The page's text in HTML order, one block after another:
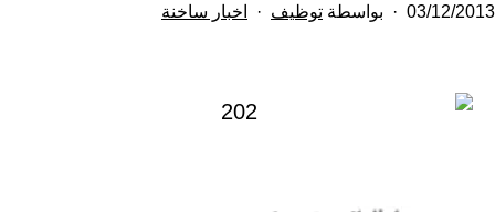
تم
03/12/2013 بواسطة توظيف
مصنف
اخبار ساخنة